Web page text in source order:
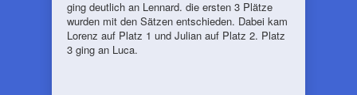
ging deutlich an Lennard. die ersten 3 Plätze
wurden mit den Sätzen entschieden. Dabei kam
Lorenz auf Platz 1 und Julian auf Platz 2. Platz
3 ging an Luca.